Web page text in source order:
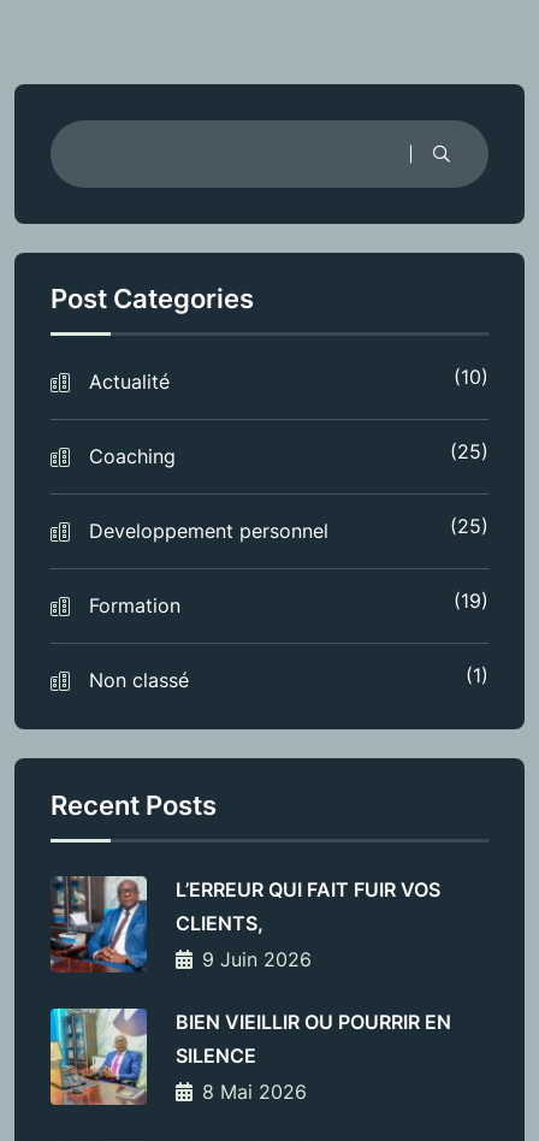
Post Categories
Actualité (10)
Coaching (25)
Developpement personnel (25)
Formation (19)
Non classé (1)
Recent Posts
L’ERREUR QUI FAIT FUIR VOS
CLIENTS,
9 Juin 2026
BIEN VIEILLIR OU POURRIR EN
SILENCE
8 Mai 2026